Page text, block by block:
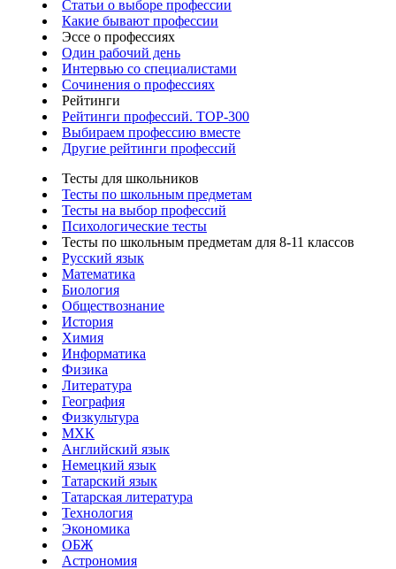
Статьи о выборе профессии
Какие бывают профессии
Эссе о профессиях
Один рабочий день
Интервью со специалистами
Сочинения о профессиях
Рейтинги
Рейтинги профессий. TOP-300
Выбираем профессию вместе
Другие рейтинги профессий
Тесты для школьников
Тесты по школьным предметам
Тесты на выбор профессий
Психологические тесты
Тесты по школьным предметам для 8-11 классов
Русский язык
Математика
Биология
Обществознание
История
Химия
Информатика
Физика
Литература
География
Физкультура
МХК
Английский язык
Немецкий язык
Татарский язык
Татарская литература
Технология
Экономика
ОБЖ
Астрономия